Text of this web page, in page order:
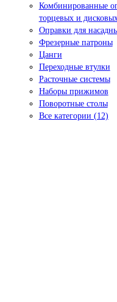
Комбинированные
торцевых и
Оправки для
Фрезерные патроны
Цанги
Переходные втулки
Расточные системы
Наборы прижимов
Поворотные столы
Все категории (12)